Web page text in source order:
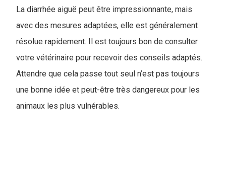
La diarrhée aiguë peut être impressionnante, mais
avec des mesures adaptées, elle est généralement
résolue rapidement. Il est toujours bon de consulter
votre vétérinaire pour recevoir des conseils adaptés.
Attendre que cela passe tout seul n’est pas toujours
une bonne idée et peut-être très dangereux pour les
animaux les plus vulnérables.